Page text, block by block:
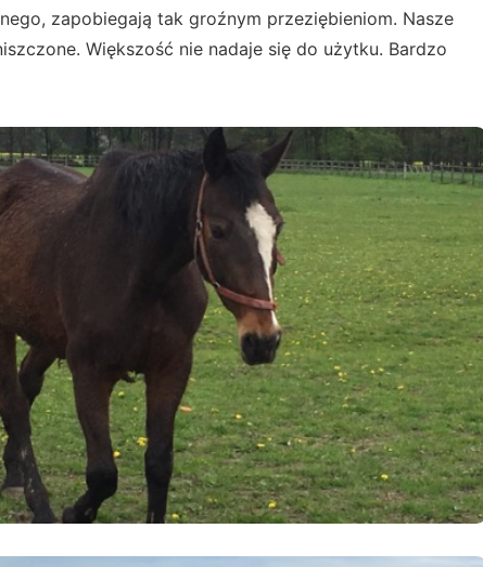
zapobiegają tak groźnym przeziębieniom. Nasze
Większość nie nadaje się do użytku. Bardzo